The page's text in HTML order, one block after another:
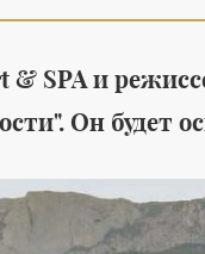
обувь
& SPA и
Он будет